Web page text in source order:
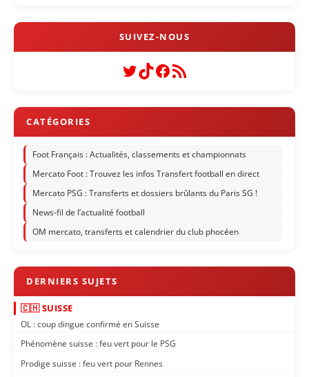
Twitter
TikTok
Facebook
Flux RSS
Foot Français : Actualités, classements et championnats
Mercato Foot : Trouvez les infos Transfert football en direct
Mercato PSG : Transferts et dossiers brûlants du Paris SG !
News-fil de l’actualité football
OM mercato, transferts et calendrier du club phocéen
🇨🇭 SUISSE
OL : coup dingue confirmé en Suisse
Phénomène suisse : feu vert pour le PSG
Prodige suisse : feu vert pour Rennes